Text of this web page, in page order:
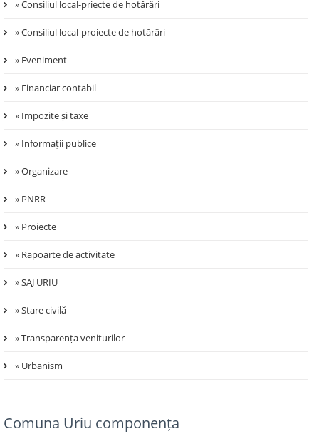
» Consiliul local-priecte de hotărâri
» Consiliul local-proiecte de hotărâri
» Eveniment
» Financiar contabil
» Impozite și taxe
» Informații publice
» Organizare
» PNRR
» Proiecte
» Rapoarte de activitate
» SAJ URIU
» Stare civilă
» Transparența veniturilor
» Urbanism
Comuna Uriu componența